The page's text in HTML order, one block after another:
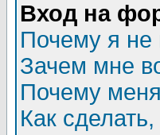
Вход на
Почему я не
Зачем мне
Почему
Как